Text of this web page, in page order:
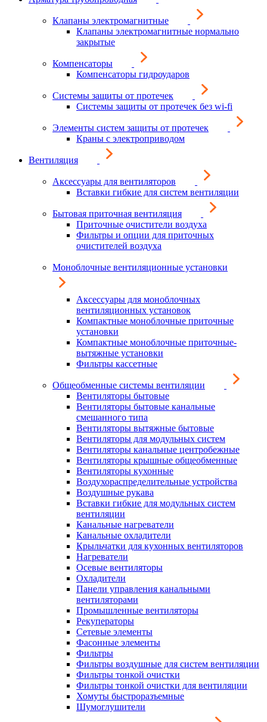
Клапаны электромагнитные
Клапаны электромагнитные нормально
закрытые
Компенсаторы
Компенсаторы гидроударов
Системы защиты от протечек
Системы защиты от протечек без wi-fi
Элементы систем защиты от протечек
Краны с электроприводом
Вентиляция
Аксессуары для вентиляторов
Вставки гибкие для систем вентиляции
Бытовая приточная вентиляция
Приточные очистители воздуха
Фильтры и опции для приточных
очистителей воздуха
Моноблочные вентиляционные установки
Аксессуары для моноблочных
вентиляционных установок
Компактные моноблочные приточные
установки
Компактные моноблочные приточные-
вытяжные установки
Фильтры кассетные
Общеобменные системы вентиляции
Вентиляторы бытовые
Вентиляторы бытовые канальные
смешанного типа
Вентиляторы вытяжные бытовые
Вентиляторы для модульных систем
Вентиляторы канальные центробежные
Вентиляторы крышные общеобменные
Вентиляторы кухонные
Воздухораспределительные устройства
Воздушные рукава
Вставки гибкие для модульных систем
вентиляции
Канальные нагреватели
Канальные охладители
Крыльчатки для кухонных вентиляторов
Нагреватели
Осевые вентиляторы
Охладители
Панели управления канальными
вентиляторами
Промышленные вентиляторы
Рекуператоры
Сетевые элементы
Фасонные элементы
Фильтры
Фильтры воздушные для систем вентиляции
Фильтры тонкой очистки
Фильтры тонкой очистки для вентиляции
Хомуты быстроразъемные
Шумоглушители